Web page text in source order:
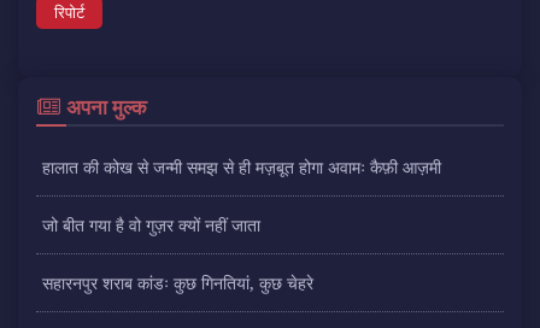
रिपोर्ट
अपना मुल्क
हालात की कोख से जन्मी समझ से ही मज़बूत होगा अवामः कैफ़ी आज़मी
जो बीत गया है वो गुज़र क्यों नहीं जाता
सहारनपुर शराब कांडः कुछ गिनतियां, कुछ चेहरे